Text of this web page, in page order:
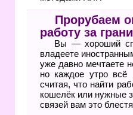
Прорубаем
работу за
Вы — хороший
владеете
уже давно мечтаете
но каждое утро всё
считая, что найти
кошелёк или нужные
связей вам это